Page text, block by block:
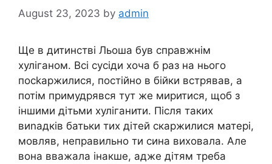
August 23, 2023 by admin
Ще в дитинстві Льоша був справжнім
хуліганом. Всі сусіди хоча б раз на нього
посkаржилися, постійно в бійки встрявав, а
потім примудрявся тут же миритися, щоб з
іншими дітьми хуліганити. Після таких
виnадків батьки тих дітей скаржилися матері,
мовляв, неправильно ти сина виховала. Але
вона вважала інакше, адже дітям треба